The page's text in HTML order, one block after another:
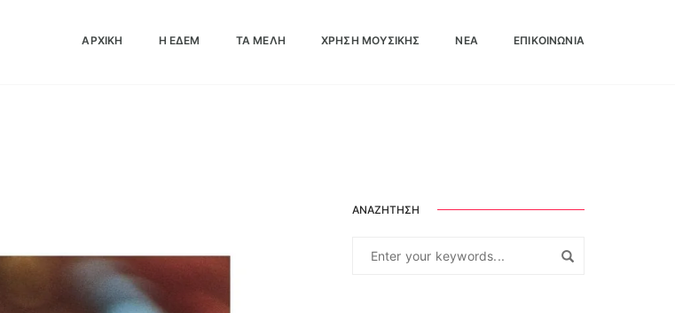
ΑΡΧΙΚΗ Η ΕΔΕΜ ΤΑ ΜΈΛΗ ΧΡΉΣΗ ΜΟΥΣΙΚΉΣ ΝΕΑ ΕΠΙΚΟΙΝΩΝΊΑ
Νέα
ΑΝΑΖΉΤΗΣΗ